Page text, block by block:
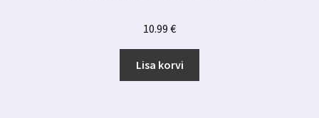
10.99 €
Lisa korvi